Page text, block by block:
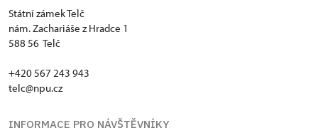
Státní zámek Telč
nám. Zachariáše z Hradce 1
588 56 Telč
+420 567 243 943
telc@npu.cz
INFORMACE PRO NÁVŠTĚVNÍKY